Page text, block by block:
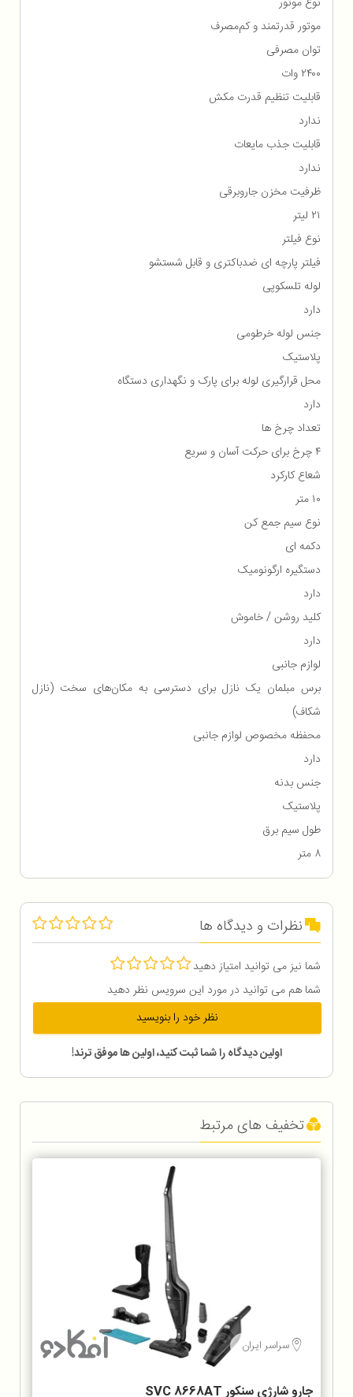
موتور قدرتمند و کم‌مصرف
توان مصرفی
۲۴۰۰ وات
قابلیت تنظیم قدرت مکش
ندارد
قابلیت جذب مایعات
ندارد
ظرفیت مخزن جاروبرقی
۲۱ لیتر
نوع فیلتر
فیلتر پارچه ای ضدباکتری و قابل شستشو
لوله تلسکوپی
دارد
جنس لوله خرطومی
پلاستیک
محل قرارگیری لوله برای پارک و نگهداری دستگاه
دارد
تعداد چرخ ها
۴ چرخ برای حرکت آسان و سریع
شعاع کارکرد
۱۰ متر
نوع سیم جمع کن
دکمه ای
دستگیره ارگونومیک
دارد
کلید روشن / خاموش
دارد
لوازم جانبی
برس مبلمان یک نازل برای دسترسی به مکان‌های سخت (نازل
شکاف)
محفظه مخصوص لوازم جانبی
دارد
جنس بدنه
پلاستیک
طول سیم برق
۸ متر
نظرات و دیدگاه ها
شما نیز می توانید امتیاز دهید
شما هم می توانید در مورد این سرویس نظر دهید
نظر خود را بنویسید
اولین دیدگاه را شما ثبت کنید، اولین ها موفق ترند!
تخفیف های مرتبط
سراسر ایران
جارو شارژی سنکور SVC 8668AT